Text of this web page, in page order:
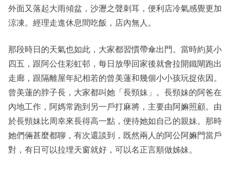
外面又落起大雨傾盆，沙瀝之聲刺耳，便利店冷氣感覺更加
涼凍。經理走進休息間吃飯，店內無人。
那段時日的天氣也如此，大家都習慣帶傘出門。當時約莫小
四五，跟阿公住彩虹邨，每日放學回家後就會拉開鐵閘跑出
走廊，跟隔離屋年紀相若的曾美蓮和幾個小小孩玩捉依因。
曾美蓮的脖子長，大家都叫她「長頸妹」。長頸妹的阿爸在
內地工作，阿媽常跑到另一戶打麻將，主要由阿嫲照顧。由
於長頸妹比周幸來長得高一點，便待她如自己的親妹。那時
她們倆甚麼都聊，有次還談到，既然兩人的阿公阿嫲門當戶
對，有日可以拉埋天窗就好，可以名正言順做姊妹。